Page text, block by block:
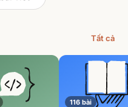
Tất cả
116 bài